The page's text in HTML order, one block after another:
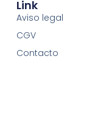
Link
Aviso legal
CGV
Contacto